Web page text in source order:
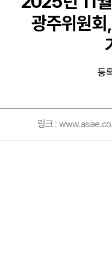
광주위원
등
링크 :